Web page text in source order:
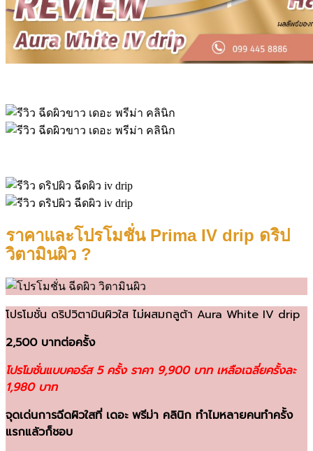
ราคาและโปรโมชั่น Prima IV drip ดริป
วิตามินผิว ?
โปรโมชั่น ดริปวิตามินผิวใส ไม่ผสมกลูต้า Aura White IV drip
2,500 บาทต่อครั้ง
โปรโมชั่นแบบคอร์ส 5 ครั้ง ราคา 9,900 บาท เหลือเฉลี่ยครั้งละ
1,980 บาท
จุดเด่นการฉีดผิวใสที่ เดอะ พรีม่า คลินิก ทำไมหลายคนทำครั้ง
แรกแล้วก็ชอบ